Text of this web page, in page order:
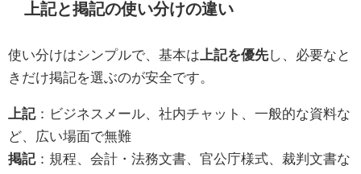
上記と掲記の使い分けの違い
使い分けはシンプルで、基本は 上記を優先し、必要なと
きだけ掲記を選ぶのが安全です。
上記：ビジネスメール、社内チャット、一般的な資料な
ど、広い場面で無難
掲記：規程、会計・法務文書、官公庁様式、裁判文書な